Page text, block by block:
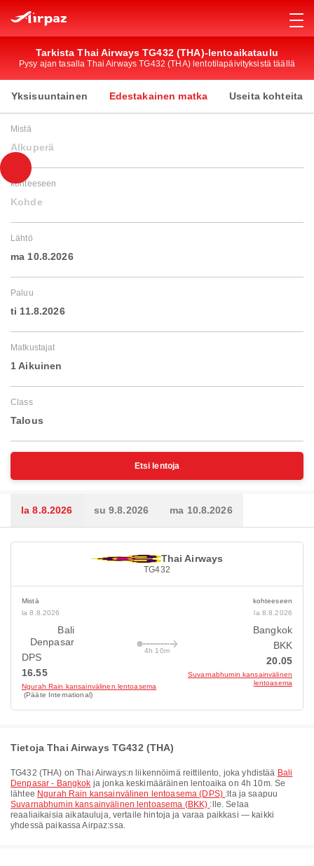
Tarkista Thai Airways TG432 (THA)-lentoaikataulu
Pysy ajan tasalla Thai Airways TG432 (THA) lentotilapäivityksistä täällä
Yksisuuntainen Edestakainen matka Useita kohteita
Mistä
Alkuperä
kohteeseen
Kohde
Lähtö
ma 10.8.2026
Paluu
ti 11.8.2026
Matkustajat
1 Aikuinen
Class
Talous
Etsi lentoja
la 8.8.2026 su 9.8.2026 ma 10.8.2026
Thai Airways
TG432
Mistä
la 8.8.2026
Bali
Denpasar
DPS
16.55
Ngurah Rain kansainvälinen lentoasema
(Pääte International)
4h 10m
kohteeseen
la 8.8.2026
Bangkok
BKK
20.05
Suvarnabhumin kansainvälinen
lentoasema
Tietoja Thai Airways TG432 (THA)
TG432 (THA) onThai Airways:n liikennöimä reittilento, joka yhdistää Bali
Denpasar - Bangkok ja jonka keskimääräinen lentoaika on 4h 10m. Se
lähtee Ngurah Rain kansainvälinen lentoasema (DPS) :lta ja saapuu
Suvarnabhumin kansainvälinen lentoasema (BKK) :lle. Selaa
reaaliaikaisia aikatauluja, vertaile hintoja ja varaa paikkasi — kaikki
yhdessä paikassa Airpaz:ssa.